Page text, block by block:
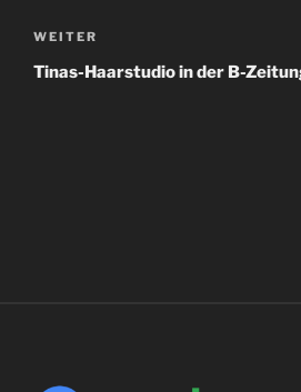
Nächster
Beitrag
WEITER
Tinas-Haarstudio in der B-